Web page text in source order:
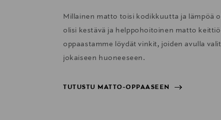
Millainen matto toisi kodikkuutta ja lämpöä
olisi kestävä ja helppohoitoinen matto
oppaastamme löydät vinkit, joiden avulla
jokaiseen huoneeseen.
TUTUSTU MATTO-OPPAASEEN